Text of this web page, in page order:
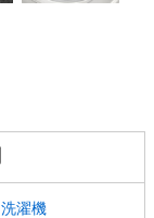
洗濯機